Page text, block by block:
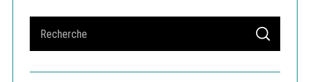
a
r
S
A
C